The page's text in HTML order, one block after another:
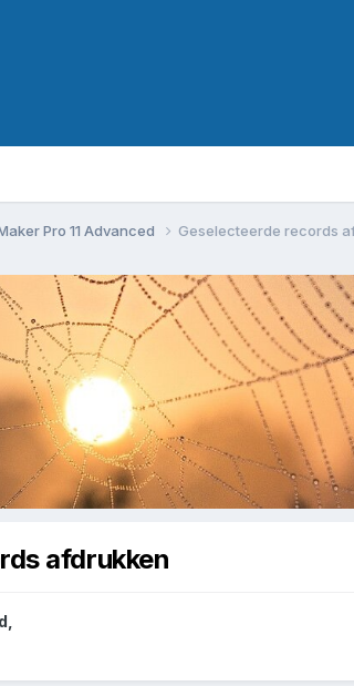
Pro 11 Advanced Geselecteerde records
afdrukken